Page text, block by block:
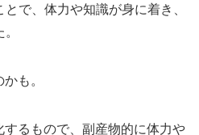
で、体力や知識が身に着き、
も。
るもので、副産物的に体力や